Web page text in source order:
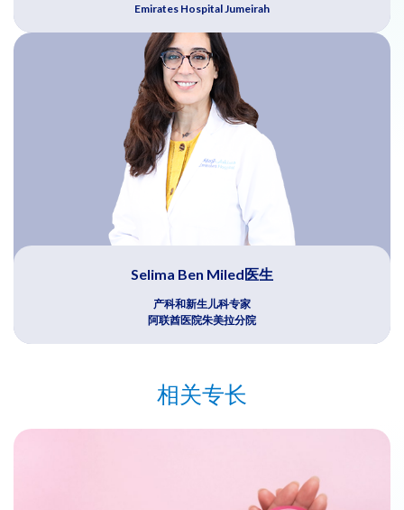
Emirates Hospital Jumeirah
Selima Ben Miled医生
产科和新生儿科专家
阿联酋医院朱美拉分院
相关专长